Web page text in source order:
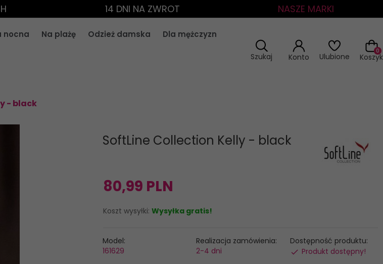
14 DNI NA ZWROT NASZE MARKI
nocna Na plażę Odzież damska Dla mężczyzn
Szukaj Konto Ulubione Koszyk
0
- black
SoftLine Collection Kelly - black
80,99 PLN
Koszt wysyłki: Wysyłka gratis!
Model:
161629
Realizacja zamówienia:
2-4 dni
Dostępność produktu:
Produkt dostępny!